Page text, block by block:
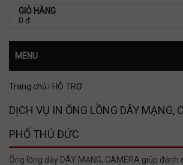
GIỎ HÀNG
0 đ
MENU
Trang chủ HỖ TRỢ
DỊCH VỤ IN ỐNG LỒNG DÂY MẠNG,
PHỐ THỦ ĐỨC
Ống lồng dây DÂY MẠNG, CAMERA giúp